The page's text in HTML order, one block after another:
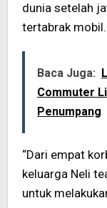
dunia setelah
tertabrak mobil.
Baca Juga:
Commuter
Penumpang
“Dari empat
keluarga Neli
untuk